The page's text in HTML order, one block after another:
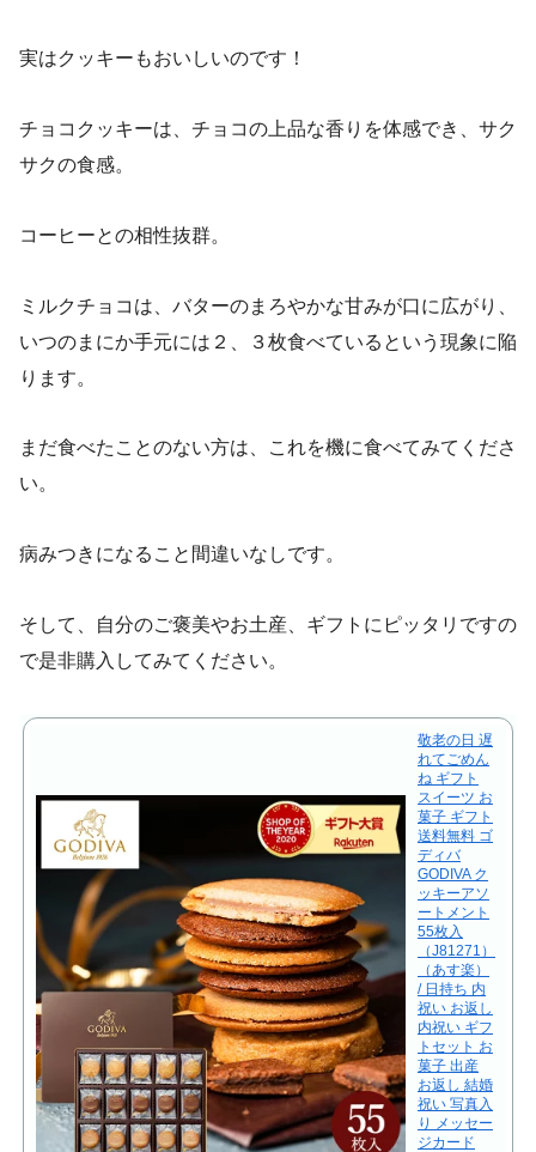
実はクッキーもおいしいのです！
チョコクッキーは、チョコの上品な香りを体感でき、サク
サクの食感。
コーヒーとの相性抜群。
ミルクチョコは、バターのまろやかな甘みが口に広がり、
いつのまにか手元には２、３枚食べているという現象に陥
ります。
まだ食べたことのない方は、これを機に食べてみてくださ
い。
病みつきになること間違いなしです。
そして、自分のご褒美やお土産、ギフトにピッタリですの
で是非購入してみてください。
敬老の日 遅
れてごめん
ね ギフト
スイーツ お
菓子 ギフト
送料無料 ゴ
ディバ
GODIVA ク
ッキーアソ
ートメント
55枚入
（J81271）
（あす楽）
/ 日持ち 内
祝い お返し
内祝い ギフ
トセット お
菓子 出産
お返し 結婚
祝い 写真入
り メッセー
ジカード